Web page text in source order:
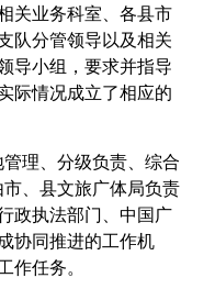
关业务科室、各县市
队分管领导以及相关
导小组，要求并指导
际情况成立了相应的
理、分级负责、综合
、县文旅广体局负责
政执法部门、中国广
协同推进的工作机
作任务。